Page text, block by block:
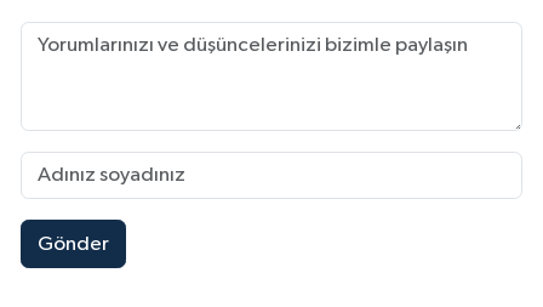
Gönder